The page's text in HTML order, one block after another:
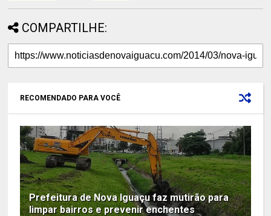
COMPARTILHE:
RECOMENDADO PARA VOCÊ
Prefeitura de Nova Iguaçu faz mutirão para
limpar bairros e prevenir enchentes